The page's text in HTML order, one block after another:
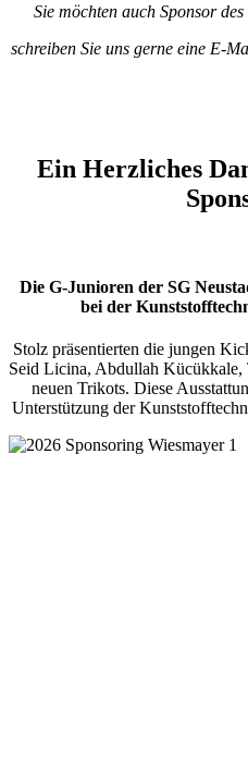
Sie möchten auch Sponsor
schreiben Sie uns gerne eine E-
Ein Herzliches
Die G-Junioren der SG
bei der
Stolz präsentierten die jungen
Seid Licina, Abdullah
neuen Trikots. Diese
Unterstützung der